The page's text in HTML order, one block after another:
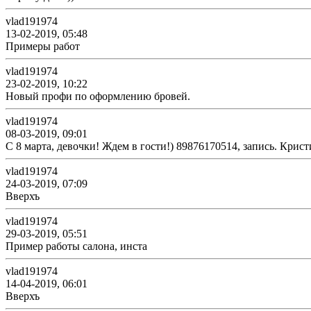
vlad191974
13-02-2019, 05:48
Примеры работ
vlad191974
23-02-2019, 10:22
Новый профи по оформлению бровей.
vlad191974
08-03-2019, 09:01
С 8 марта, девочки! Ждем в гости!) 89876170514, запись.
vlad191974
24-03-2019, 07:09
Вверхъ
vlad191974
29-03-2019, 05:51
Пример работы салона, инста
vlad191974
14-04-2019, 06:01
Вверхъ